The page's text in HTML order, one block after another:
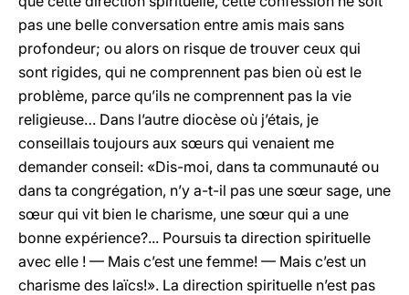
pas une belle conversation entre amis mais sans
profondeur; ou alors on risque de trouver ceux qui
sont rigides, qui ne comprennent pas bien où est le
problème, parce qu’ils ne comprennent pas la vie
religieuse… Dans l’autre diocèse où j’étais, je
conseillais toujours aux sœurs qui venaient me
demander conseil: «Dis-moi, dans ta communauté ou
dans ta congrégation, n’y a-t-il pas une sœur sage, une
sœur qui vit bien le charisme, une sœur qui a une
bonne expérience?... Poursuis ta direction spirituelle
avec elle ! — Mais c’est une femme! — Mais c’est un
charisme des laïcs!». La direction spirituelle n’est pas